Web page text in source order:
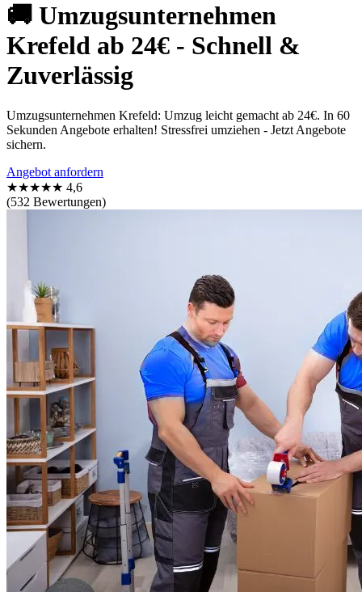
🚚 Umzugsunternehmen
Krefeld ab 24€ - Schnell &
Zuverlässig
Umzugsunternehmen Krefeld: Umzug leicht gemacht ab 24€. In 60
Sekunden Angebote erhalten! Stressfrei umziehen - Jetzt Angebote
sichern.
Angebot anfordern
★★★★★ 4,6
(532 Bewertungen)